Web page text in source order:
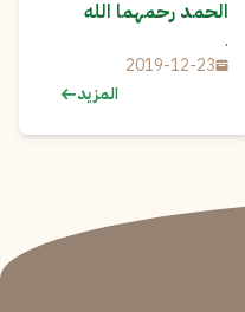
الحمد رحمهما الله
.
2019-12-23
المزيد